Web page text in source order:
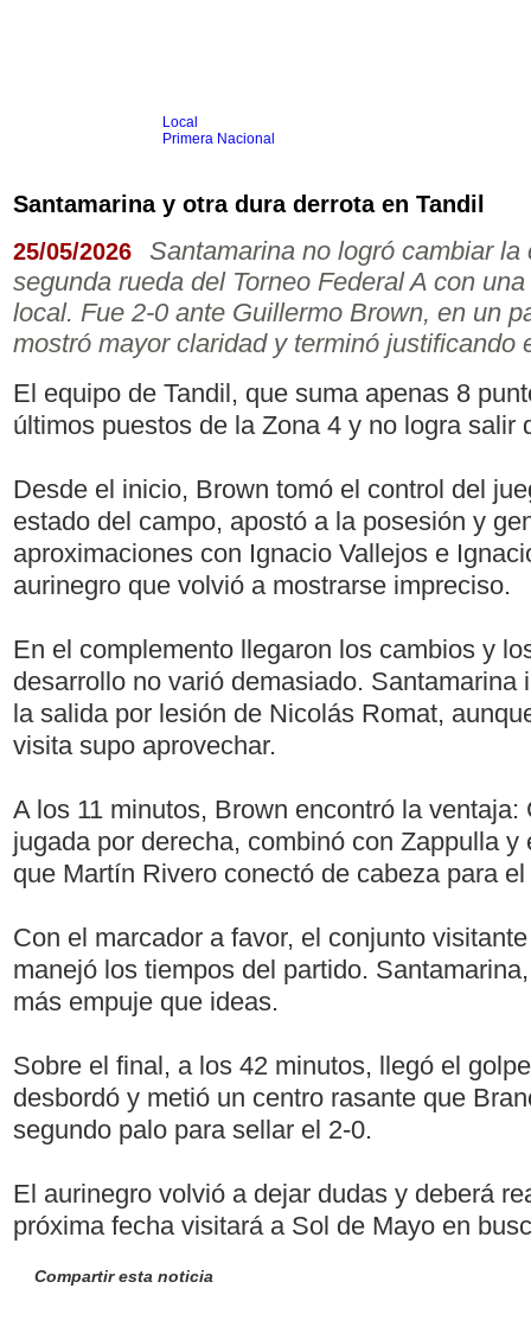
Local
Primera Nacional
Agrario
Ciclismo
Gim. Artística
Duatlón-Triatlón
Golf
Natación
Taekwondo
Voley
Otros
Santamarina y otra dura derrota en Tandil
25/05/2026
Santamarina no logró cambiar la
segunda rueda del Torneo Federal A con
local. Fue 2-0 ante Guillermo Brown, en un
mostró mayor claridad y terminó justificando
El equipo de Tandil, que suma apenas 8
últimos puestos de la Zona 4 y no logra salir
Desde el inicio, Brown tomó el control del
estado del campo, apostó a la posesión y
aproximaciones con Ignacio Vallejos e
aurinegro que volvió a mostrarse impreciso.
En el complemento llegaron los cambios y
desarrollo no varió demasiado. Santamarina
la salida por lesión de Nicolás Romat,
visita supo aprovechar.
A los 11 minutos, Brown encontró la
jugada por derecha, combinó con Zappulla
que Martín Rivero conectó de cabeza para el
Con el marcador a favor, el conjunto
manejó los tiempos del partido.
más empuje que ideas.
Sobre el final, a los 42 minutos, llegó el
desbordó y metió un centro rasante que
segundo palo para sellar el 2-0.
El aurinegro volvió a dejar dudas y deberá
próxima fecha visitará a Sol de Mayo en
Compartir esta noticia